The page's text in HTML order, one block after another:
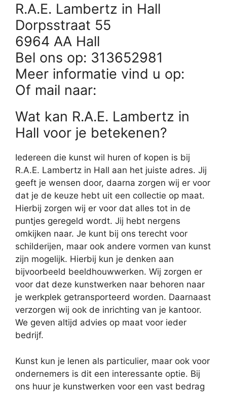
R.A.E. Lambertz in Hall
Dorpsstraat 55
6964 AA Hall
Bel ons op: 313652981
Meer informatie vind u op:
Of mail naar:
Wat kan R.A.E. Lambertz in
Hall voor je betekenen?
Iedereen die kunst wil huren of kopen is bij
R.A.E. Lambertz in Hall aan het juiste adres. Jij
geeft je wensen door, daarna zorgen wij er voor
dat je de keuze hebt uit een collectie op maat.
Hierbij zorgen wij er voor dat alles tot in de
puntjes geregeld wordt. Jij hebt nergens
omkijken naar. Je kunt bij ons terecht voor
schilderijen, maar ook andere vormen van kunst
zijn mogelijk. Hierbij kun je denken aan
bijvoorbeeld beeldhouwwerken. Wij zorgen er
voor dat deze kunstwerken naar behoren naar
je werkplek getransporteerd worden. Daarnaast
verzorgen wij ook de inrichting van je kantoor.
We geven altijd advies op maat voor ieder
bedrijf.
Kunst kun je lenen als particulier, maar ook voor
ondernemers is dit een interessante optie. Bij
ons huur je kunstwerken voor een vast bedrag